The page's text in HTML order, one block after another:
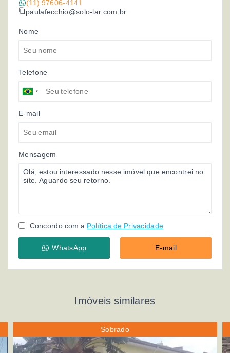
(11) 97606-4141
paulafecchio@solo-lar.com.br
Nome
Telefone
E-mail
Mensagem
Concordo com a Política de Privacidade
WhatsApp E-mail
Imóveis similares
Sobrado